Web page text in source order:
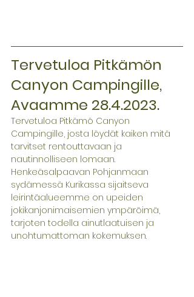
Tervetuloa Pitkämön
Canyon Campingille,
Avaamme 28.4.2023.
Tervetuloa Pitkämö Canyon
Campingille, josta löydät kaiken mitä
tarvitset rentouttavaan ja
nautinnolliseen lomaan.
Henkeäsalpaavan Pohjanmaan
sydämessä Kurikassa sijaitseva
leirintäalueemme on upeiden
jokikanjonimaisemien ympäröimä,
tarjoten todella ainutlaatuisen ja
unohtumattoman kokemuksen.